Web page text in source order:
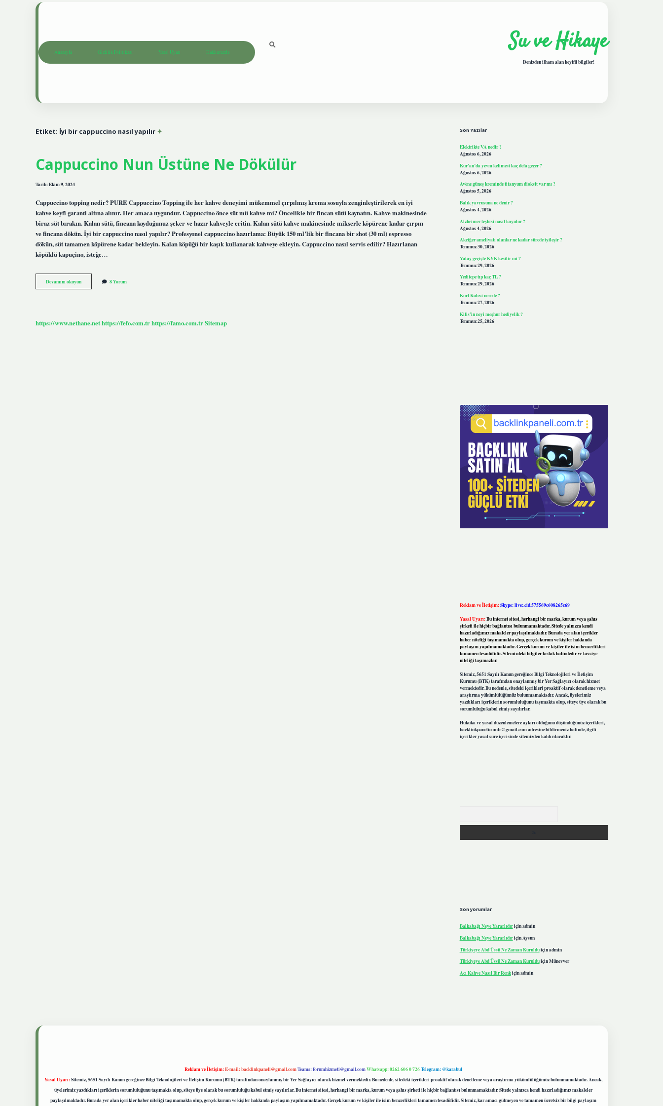
Anasayfa Gizlilik Politikası Yasal Uyarı Hakkımızda Su ve Hikaye
Denizden ilham alan keyifli bilgiler!
Etiket: İyi bir cappuccino nasıl yapılır
Cappuccino Nun Üstüne Ne Dökülür
Tarih: Ekim 9, 2024
Cappuccino topping nedir? PURE Cappuccino Topping ile her kahve deneyimi mükemmel çırpılmış krema sosuyla zenginleştirilerek en iyi
kahve keyfi garanti altına alınır. Her amaca uygundur. Cappuccino önce süt mü kahve mi? Öncelikle bir fincan sütü kaynatın. Kahve makinesinde
biraz süt bırakın. Kalan sütü, fincana koyduğunuz şeker ve hazır kahveyle eritin. Kalan sütü kahve makinesinde mikserle köpürene kadar çırpın
ve fincana dökün. İyi bir cappuccino nasıl yapılır? Profesyonel cappuccino hazırlama: Büyük 150 ml’lik bir fincana bir shot (30 ml) espresso
dökün, süt tamamen köpürene kadar bekleyin. Kalan köpüğü bir kaşık kullanarak kahveye ekleyin. Cappuccino nasıl servis edilir? Hazırlanan
köpüklü kapuçino, isteğe…
Devamını okuyunCappuccino
Nun
8 Yorum
https://www.nethane.nethttps://fefo.com.trhttps://famo.com.trSitemap
Son Yazılar
Elektrikte VA nedir ?
Ağustos 6, 2026
Kur’an’da yevm kelimesi kaç defa geçer ?
Ağustos 6, 2026
Avène güneş kreminde titanyum dioksit var mı ?
Ağustos 5, 2026
Balık yavrusuna ne denir ?
Ağustos 4, 2026
Alzheimer teşhisi nasıl koyulur ?
Ağustos 4, 2026
Akciğer ameliyatı olanlar ne kadar sürede iyileşir ?
Temmuz 30, 2026
Yatay geçişte KYK kesilir mi ?
Temmuz 29, 2026
Yeditepe tıp kaç TL ?
Temmuz 29, 2026
Kurt Kalesi nerede ?
Temmuz 27, 2026
Kilis’in neyi meşhur hediyelik ?
Temmuz 25, 2026
Reklam ve İletişim:Skype: live:.cid.575569c608265c69
Yasal Uyarı:Bu internet sitesi, herhangi bir marka, kurum veya şahıs
şirketi ile hiçbir bağlantısı bulunmamaktadır. Sitede yalnızca kendi
hazırladığımız makaleler paylaşılmaktadır. Burada yer alan içerikler
haber niteliği taşımamakta olup, gerçek kurum ve kişiler hakkında
paylaşım yapılmamaktadır. Gerçek kurum ve kişiler ile isim benzerlikleri
tamamen tesadüfidir. Sitemizdeki bilgiler taslak halindedir ve tavsiye
niteliği taşımazlar.
Sitemiz, 5651 Sayılı Kanun gereğince Bilgi Teknolojileri ve İletişim
Kurumu (BTK) tarafından onaylanmış bir Yer Sağlayıcı olarak hizmet
vermektedir. Bu nedenle, sitedeki içerikleri proaktif olarak denetleme veya
araştırma yükümlülüğümüz bulunmamaktadır. Ancak, üyelerimiz
yazdıkları içeriklerin sorumluluğunu taşımakta olup, siteye üye olarak bu
sorumluluğu kabul etmiş sayılırlar.
Hukuka ve yasal düzenlemelere aykırı olduğunu düşündüğünüz içerikleri,
backlinkpanelicomtr@gmail.comadresine bildirmeniz halinde, ilgili
içerikler yasal süre içerisinde sitemizden kaldırılacaktır.
Son yorumlar
Balkabağı Neye Yararlıdıriçinadmin
Balkabağı Neye YararlıdıriçinAysun
Türkiyeye Abd Üssü Ne Zaman Kurulduiçinadmin
Türkiyeye Abd Üssü Ne Zaman KurulduiçinMünevver
Acı Kahve Nasıl Bir Renkiçinadmin
Reklam ve İletişim:E-mail:backlinkpaneli@gmail.comTeams:forumhizmeti@gmail.comWhatsapp: 0262 606 0 726Telegram: @karabul
Yasal Uyarı:Sitemiz, 5651 Sayılı Kanun gereğince Bilgi Teknolojileri ve İletişim Kurumu (BTK) tarafından onaylanmış bir Yer Sağlayıcı olarak hizmet vermektedir. Bu nedenle, sitedeki içerikleri proaktif olarak denetleme veya araştırma yükümlülüğümüz bulunmamaktadır. Ancak,
üyelerimiz yazdıkları içeriklerin sorumluluğunu taşımakta olup, siteye üye olarak bu sorumluluğu kabul etmiş sayılırlar. Bu internet sitesi, herhangi bir marka, kurum veya şahıs şirketi ile hiçbir bağlantısı bulunmamaktadır. Sitede yalnızca kendi hazırladığımız makaleler
paylaşılmaktadır. Burada yer alan içerikler haber niteliği taşımamakta olup, gerçek kurum ve kişiler hakkında paylaşım yapılmamaktadır. Gerçek kurum ve kişiler ile isim benzerlikleri tamamen tesadüfidir. Sitemiz, kar amacı gütmeyen ve tamamen ücretsiz bir bilgi paylaşım